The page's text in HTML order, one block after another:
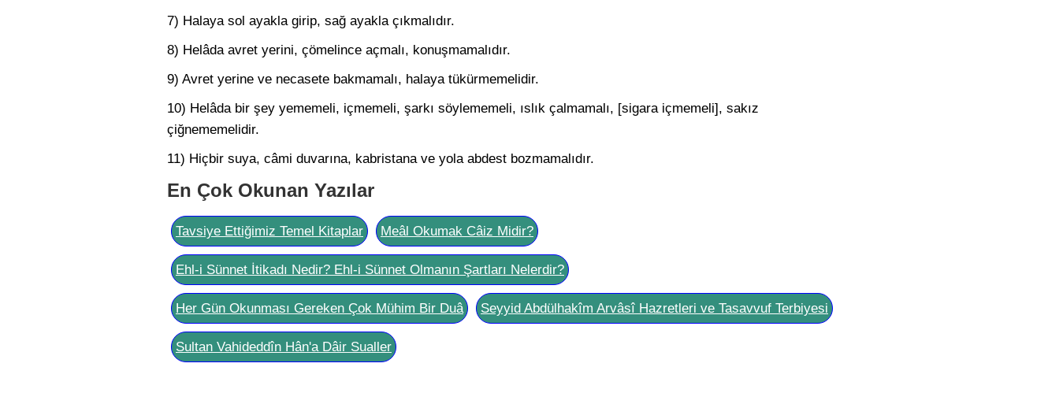
7) Halaya sol ayakla girip, sağ ayakla çıkmalıdır.
8) Helâda avret yerini, çömelince açmalı, konuşmamalıdır.
9) Avret yerine ve necasete bakmamalı, halaya tükürmemelidir.
10) Helâda bir şey yememeli, içmemeli, şarkı söylememeli, ıslık çalmamalı, [sigara içmemeli], sakız
çiğnememelidir.
11) Hiçbir suya, câmi duvarına, kabristana ve yola abdest bozmamalıdır.
En Çok Okunan Yazılar
Tavsiye Ettiğimiz Temel Kitaplar Meâl Okumak Câiz Midir?
Ehl-i Sünnet İtikadı Nedir? Ehl-i Sünnet Olmanın Şartları Nelerdir?
Her Gün Okunması Gereken Çok Mühim Bir Duâ Seyyid Abdülhakîm Arvâsî Hazretleri ve Tasavvuf Terbiyesi
Sultan Vahideddîn Hân'a Dâir Sualler